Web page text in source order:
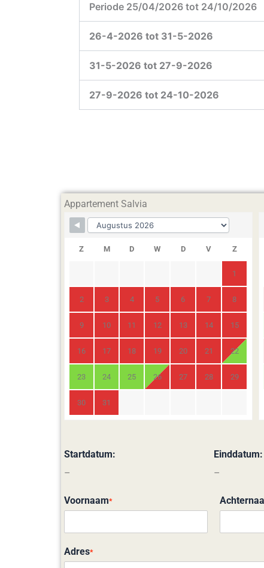
Periode 25/04/2026 tot 24/10/2026
26-4-2026 tot 31-5-2026
31-5-2026 tot 27-9-2026
27-9-2026 tot 24-10-2026
Appartement Salvia
Z M D W D V Z
1
2 3 4 5 6 7 8
9 10 11 12 13 14 15
16 17 18 19 20 21 22
23 24 25 26 27 28 29
30 31
Startdatum:
–
Einddatum:
–
Voornaam*
Adres*